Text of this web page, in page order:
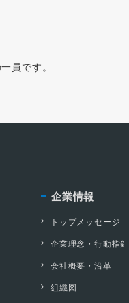
員です。
企業情報
トップメッセージ
企業理念・行動指針
会社概要・沿革
組織図